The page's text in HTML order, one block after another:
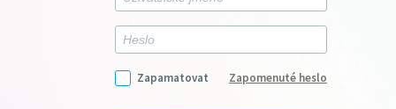
Zapamatovat Zapomenuté heslo